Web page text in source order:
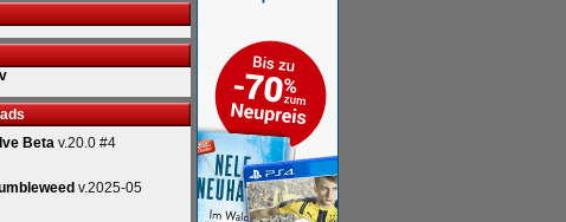
Beta v.20.0 #4
v.2025-05